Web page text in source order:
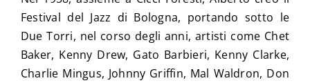
Festival del Jazz di Bologna, portando sotto le
Due Torri, nel corso degli anni, artisti come Chet
Baker, Kenny Drew, Gato Barbieri, Kenny Clarke,
Charlie Mingus, Johnny Griffin, Mal Waldron, Don